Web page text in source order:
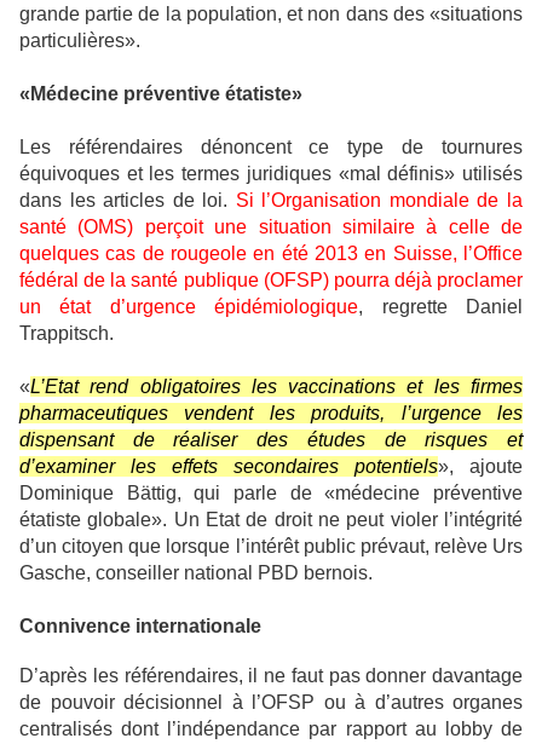
grande partie de la population, et non dans des «situations
particulières».
«Médecine préventive étatiste»
Les référendaires dénoncent ce type de tournures
équivoques et les termes juridiques «mal définis» utilisés
dans les articles de loi. Si l’Organisation mondiale de la
santé (OMS) perçoit une situation similaire à celle de
quelques cas de rougeole en été 2013 en Suisse, l’Office
fédéral de la santé publique (OFSP) pourra déjà proclamer
un état d’urgence épidémiologique, regrette Daniel
Trappitsch.
«L’Etat rend obligatoires les vaccinations et les firmes
pharmaceutiques vendent les produits, l’urgence les
dispensant de réaliser des études de risques et
d’examiner les effets secondaires potentiels», ajoute
Dominique Bättig, qui parle de «médecine préventive
étatiste globale». Un Etat de droit ne peut violer l’intégrité
d’un citoyen que lorsque l’intérêt public prévaut, relève Urs
Gasche, conseiller national PBD bernois.
Connivence internationale
D’après les référendaires, il ne faut pas donner davantage
de pouvoir décisionnel à l’OFSP ou à d’autres organes
centralisés dont l’indépendance par rapport au lobby de